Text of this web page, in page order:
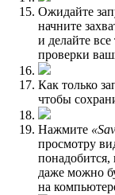
Ожидайте
начните
и делайте
проверки
Как только
чтобы
Нажмите
просмотру
даже можно
на